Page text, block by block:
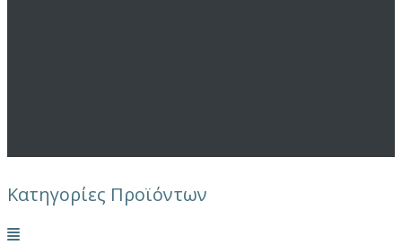
Κατηγορίες Προϊόντων
Μενού